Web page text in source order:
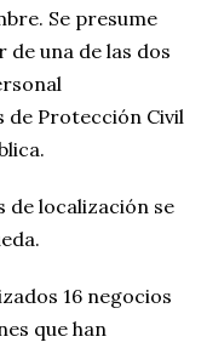
Se presume
una de las dos
de Protección Civil
de localización se
16 negocios
que han